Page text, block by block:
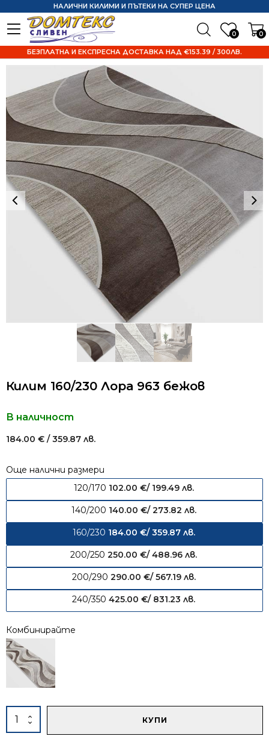
0 0
НАЛИЧНИ КИЛИМИ И ПЪТЕКИ НА СУПЕР ЦЕНА
БЕЗПЛАТНА И ЕКСПРЕСНА ДОСТАВКА НАД €153.39 / 300ЛВ.
Килим 160/230 Лора 963 бежов
В наличност
184.00 € / 359.87 лв.
Още налични размери
120/170 102.00 €/ 199.49 лв.
140/200 140.00 €/ 273.82 лв.
160/230 184.00 €/ 359.87 лв.
200/250 250.00 €/ 488.96 лв.
200/290 290.00 €/ 567.19 лв.
240/350 425.00 €/ 831.23 лв.
Комбинирайте
количество
за
КУПИ